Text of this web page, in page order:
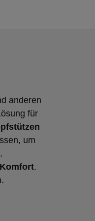
anderen
für
um
.